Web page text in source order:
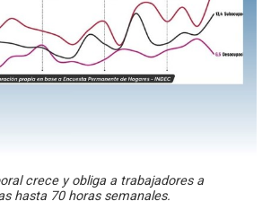
crece y obliga a trabajadores a
hasta 70 horas semanales.